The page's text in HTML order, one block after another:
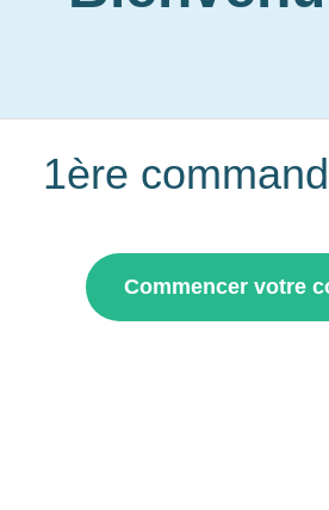
1ère
Commencer votre